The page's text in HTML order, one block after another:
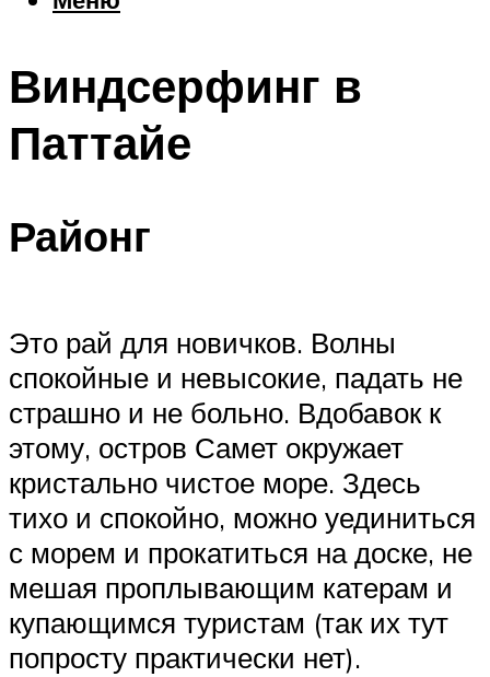
Шоппинг
Что посетить
Виндсерфинг в
Паттайе
Районг
Это рай для новичков. Волны
спокойные и невысокие, падать не
страшно и не больно. Вдобавок к
этому, остров Самет окружает
кристально чистое море. Здесь
тихо и спокойно, можно уединиться
с морем и прокатиться на доске, не
мешая проплывающим катерам и
купающимся туристам (так их тут
попросту практически нет).